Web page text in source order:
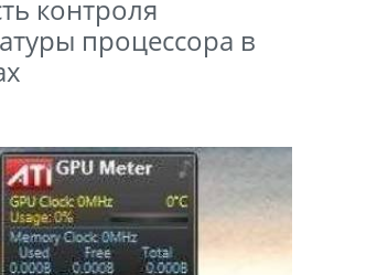
контроля
процессора в